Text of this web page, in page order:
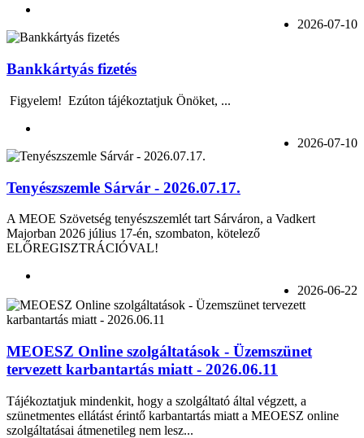
2026-07-10
Bankkártyás fizetés
Figyelem! Ezúton tájékoztatjuk Önöket, ...
2026-07-10
Tenyészszemle Sárvár - 2026.07.17.
A MEOE Szövetség tenyészszemlét tart Sárváron, a Vadkert
Majorban 2026 július 17-én, szombaton, kötelező
ELŐREGISZTRÁCIÓVAL!
2026-06-22
MEOESZ Online szolgáltatások - Üzemszünet
tervezett karbantartás miatt - 2026.06.11
Tájékoztatjuk mindenkit, hogy a szolgáltató által végzett, a
szünetmentes ellátást érintő karbantartás miatt a MEOESZ online
szolgáltatásai átmenetileg nem lesz...